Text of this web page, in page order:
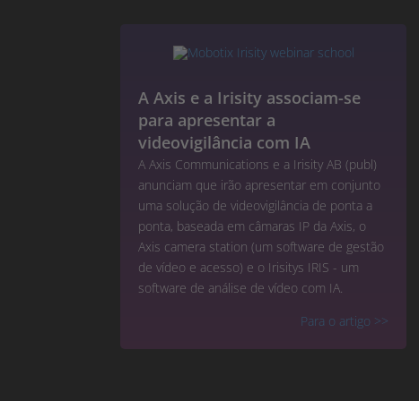
A Axis e a Irisity associam-se
para apresentar a
videovigilância com IA
A Axis Communications e a Irisity AB (publ)
anunciam que irão apresentar em conjunto
uma solução de videovigilância de ponta a
ponta, baseada em câmaras IP da Axis, o
Axis camera station (um software de gestão
de vídeo e acesso) e o Irisitys IRIS - um
software de análise de vídeo com IA.
Para o artigo >>